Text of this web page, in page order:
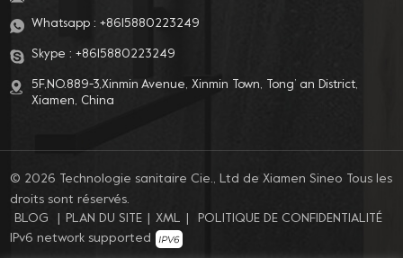
Whatsapp : +8615880223249
Skype : +8615880223249
5F,NO.889-3,Xinmin Avenue, Xinmin Town, Tong’ an District,
Xiamen, China
© 2026 Technologie sanitaire Cie., Ltd de Xiamen Sineo Tous les
droits sont réservés.
BLOG
PLAN DU SITE XML
POLITIQUE DE CONFIDENTIALITÉ
IPv6 network supported